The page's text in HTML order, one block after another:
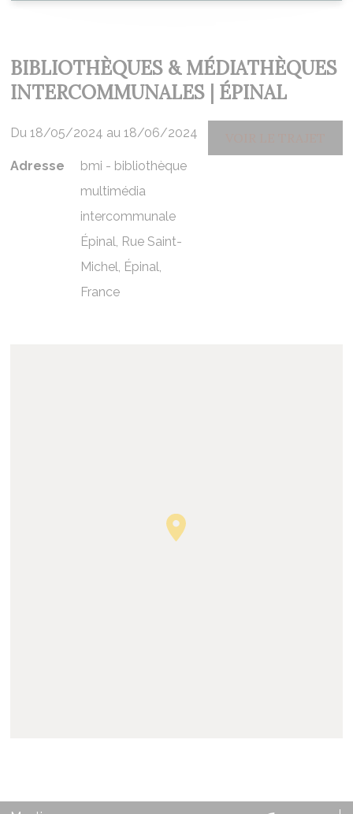
BIBLIOTHÈQUES & MÉDIATHÈQUES
INTERCOMMUNALES | ÉPINAL
Du 18/05/2024 au 18/06/2024
Adresse
bmi - bibliothèque
multimédia
intercommunale
Épinal, Rue Saint-
Michel, Épinal,
France